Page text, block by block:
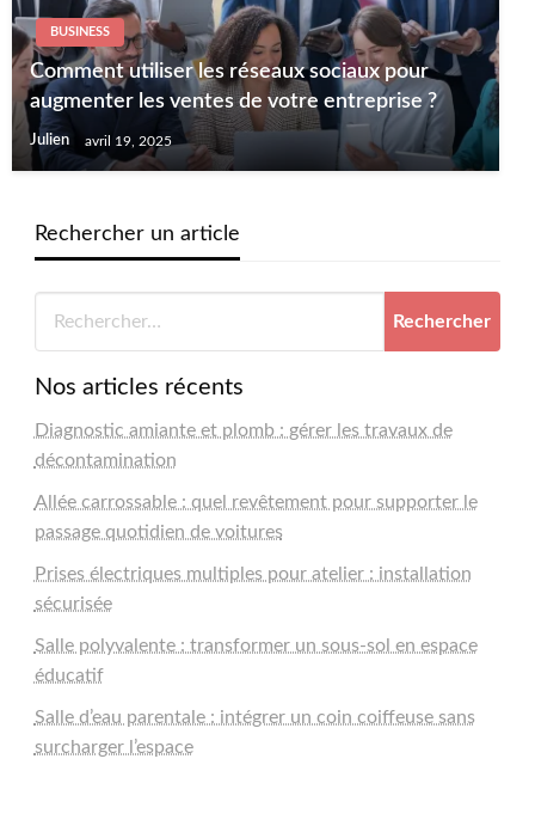
BUSINESS
Comment utiliser les réseaux sociaux pour
augmenter les ventes de votre entreprise ?
Julien avril 19, 2025
Rechercher un article
Nos articles récents
Diagnostic amiante et plomb : gérer les travaux de
décontamination
Allée carrossable : quel revêtement pour supporter le
passage quotidien de voitures
Prises électriques multiples pour atelier : installation
sécurisée
Salle polyvalente : transformer un sous-sol en espace
éducatif
Salle d’eau parentale : intégrer un coin coiffeuse sans
surcharger l’espace